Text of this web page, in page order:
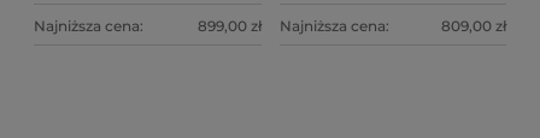
Najniższa cena: 899,00 zł Najniższa cena: 809,00 zł